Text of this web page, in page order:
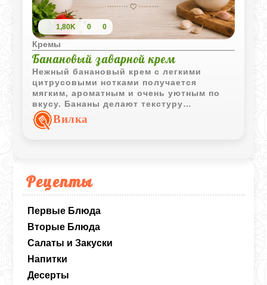
Рецепты
Первые Блюда
Вторые Блюда
Салаты и Закуски
Напитки
Десерты
1,80K 0 0
Кремы
Банановый заварной крем
Нежный банановый крем с легкими
цитрусовыми нотками получается
мягким, ароматным и очень уютным по
вкусу. Бананы делают текстуру
кремовой, а изюм добавляет приятную
сладость и насыщенность.
Вилка